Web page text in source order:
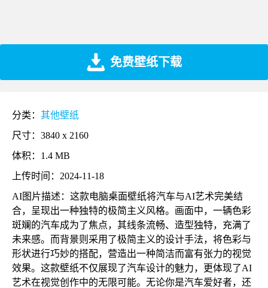
免费壁纸下载
分类： 其他壁纸
尺寸：3840 x 2160
体积：1.4 MB
上传时间：2024-11-18
AI图片描述：这款电脑桌面壁纸将汽车与AI艺术完美结
合，呈现出一种独特的极简主义风格。画面中，一辆色彩
斑斓的汽车成为了焦点，其线条流畅、造型独特，充满了
未来感。而背景则采用了极简主义的设计手法，将色彩与
形状进行巧妙的搭配，营造出一种简洁而富有张力的视觉
效果。这款壁纸不仅展现了汽车设计的魅力，更体现了AI
艺术在视觉创作中的无限可能。无论你是汽车爱好者，还